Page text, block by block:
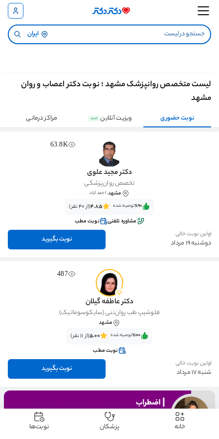
ایران
لیست متخصص روانپزشک مشهد ؛ نوبت دکتر اعصاب و روان
مشهد
نوبت حضوری ویزیت آنلاین جدید مراکز درمانی
63.8K
دکتر مجید علوی
تخصص روان‌پزشکی
مشهد، احمد آباد
٪90‌‌‌توصیه شده 4.85(از 40 نفر)
مشاوره تلفنی
نوبت مطب
اولین نوبت خالی
دوشنبه 19 مرداد نوبت بگیرید
487
دکتر عاطفه گیلان
فلوشیپ طب روان‌تنی (سایکوسوماتیک)
مشهد
٪100‌‌‌توصیه شده 5.00(از 11 نفر)
نوبت مطب
اولین نوبت خالی
شنبه 17 مرداد نوبت بگیرید
خانه پزشکان نوبت‌ها